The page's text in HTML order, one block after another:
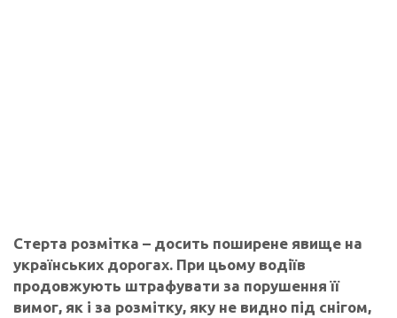
Стерта розмітка – досить поширене явище на
українських дорогах. При цьому водіїв
продовжують штрафувати за порушення її
вимог, як і за розмітку, яку не видно під снігом,